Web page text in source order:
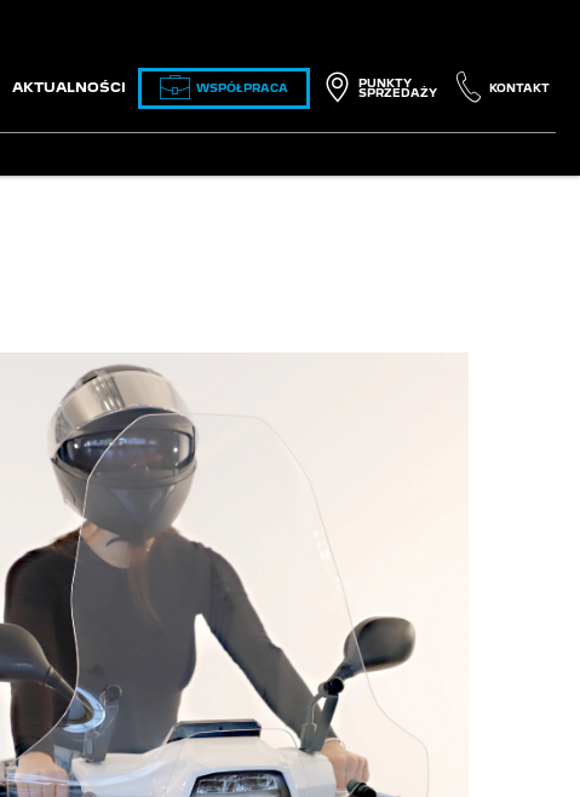
AKTUALNOŚCI WSPÓŁPRACA PUNKTY
SPRZEDAŻY KONTAKT